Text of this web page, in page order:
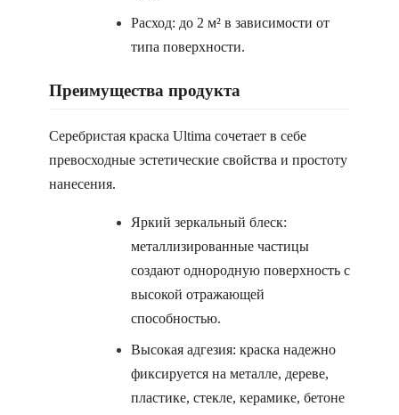
Расход: до 2 м² в зависимости от
типа поверхности.
Преимущества продукта
Серебристая краска Ultima сочетает в себе
превосходные эстетические свойства и простоту
нанесения.
Яркий зеркальный блеск:
металлизированные частицы
создают однородную поверхность с
высокой отражающей
способностью.
Высокая адгезия: краска надежно
фиксируется на металле, дереве,
пластике, стекле, керамике, бетоне